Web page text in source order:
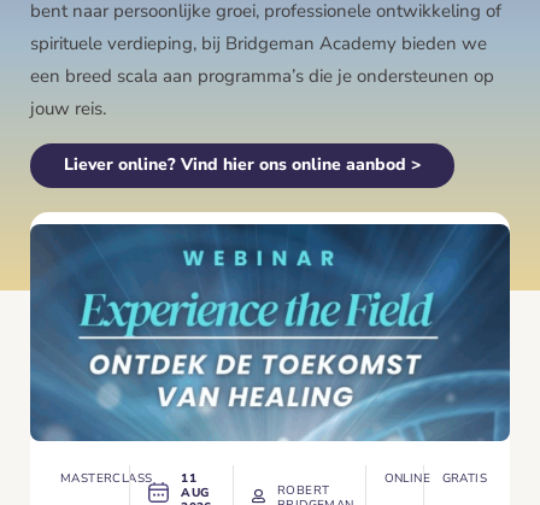
bent naar persoonlijke groei, professionele ontwikkeling of
spirituele verdieping, bij Bridgeman Academy bieden we
een breed scala aan programma’s die je ondersteunen op
jouw reis.
Liever online? Vind hier ons online aanbod >
MASTERCLASS
11
AUG
ROBERT
ONLINE GRATIS